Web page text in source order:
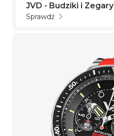
JVD - Budziki i Zegary
Sprawdź